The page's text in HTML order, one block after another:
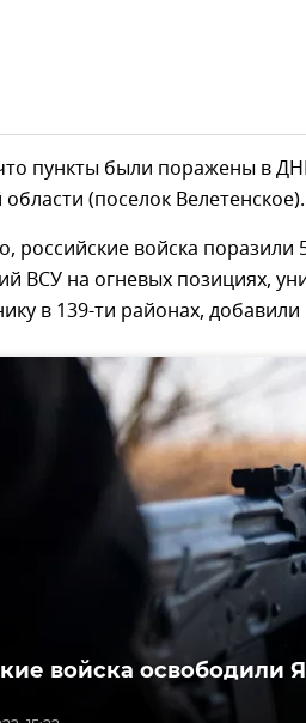
пункты были поражены в
(поселок Велетенское).
российские войска поразили
ВСУ на огневых позициях,
в 139-ти районах, добавили
войска освободили